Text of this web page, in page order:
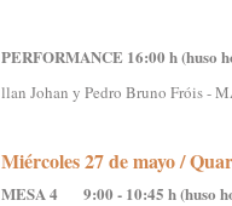
PERFORMANCE 16:00 h (huso
llan Johan y Pedro Bruno Fróis -
Miércoles 27 de mayo /
MESA 4 9:00 - 10:45 h (huso